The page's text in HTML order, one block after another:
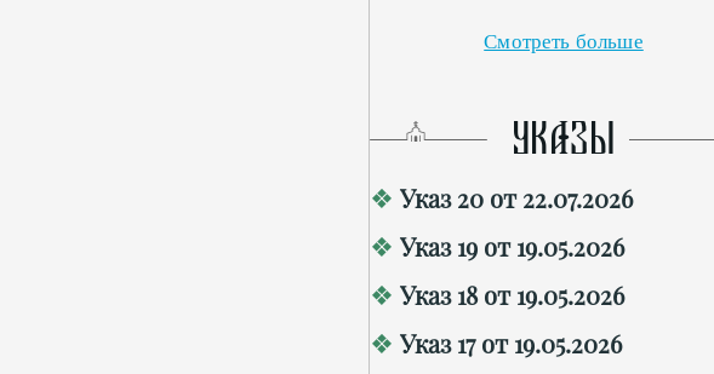
Смотреть больше
УКАЗЫ
Указ 20 от 22.07.2026
Указ 19 от 19.05.2026
Указ 18 от 19.05.2026
Указ 17 от 19.05.2026